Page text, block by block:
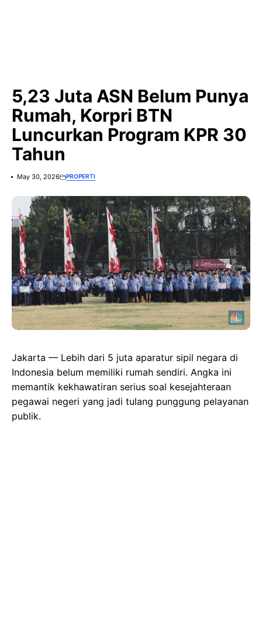
5,23 Juta ASN Belum Punya
Rumah, Korpri BTN
Luncurkan Program KPR 30
Tahun
May 30, 2026 PROPERTI
Jakarta — Lebih dari 5 juta aparatur sipil negara di
Indonesia belum memiliki rumah sendiri. Angka ini
memantik kekhawatiran serius soal kesejahteraan
pegawai negeri yang jadi tulang punggung pelayanan
publik.